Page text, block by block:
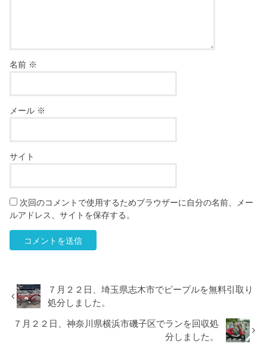
名前 ※
メール ※
サイト
次回のコメントで使用するためブラウザーに自分の名前、メー
ルアドレス、サイトを保存する。
７月２２日、埼玉県志木市でピープルを無料引取り
処分しました。
７月２２日、神奈川県横浜市磯子区でランを回収処
分しました。